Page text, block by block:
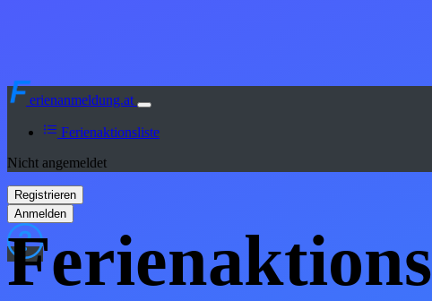
erienanmeldung.at
Ferienaktionsliste
Nicht angemeldet
Ferienaktions